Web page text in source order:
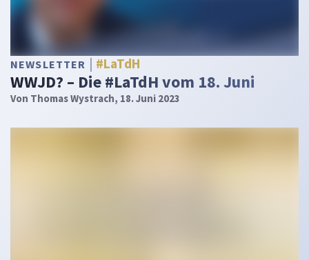
NEWSLETTER #LaTdH
WWJD? – Die #LaTdH vom 18. Juni
Von Thomas Wystrach, 18. Juni 2023